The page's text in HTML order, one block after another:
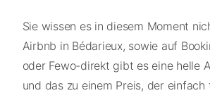
Sie wissen es in diesem Moment
Airbnb in Bédarieux, sowie auf
oder Fewo-direkt gibt es eine helle
und das zu einem Preis, der einfach